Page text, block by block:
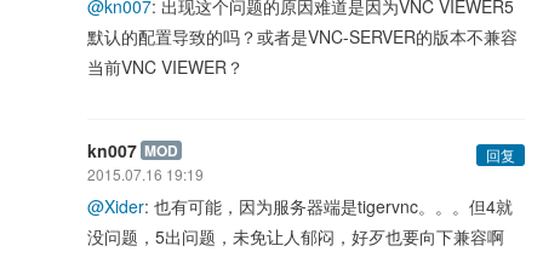
@kn007: 出现这个问题的原因难道是因为VNC VIEWER5
默认的配置导致的吗？或者是VNC-SERVER的版本不兼容
当前VNC VIEWER？
kn007 MOD
回复
2015.07.16 19:19
@Xider: 也有可能，因为服务器端是tigervnc。。。但4就
没问题，5出问题，未免让人郁闷，好歹也要向下兼容啊